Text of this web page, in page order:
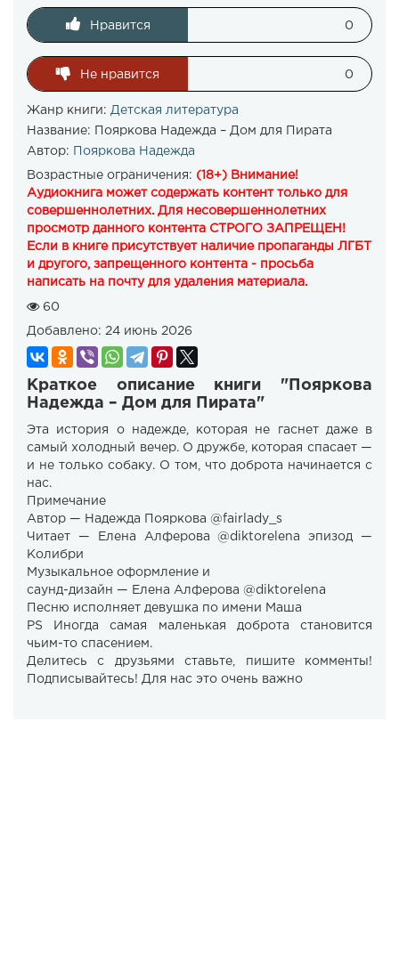
Нравится 0
Не нравится 0
Жанр книги: Детская литература
Название: Пояркова Надежда – Дом для Пирата
Автор:
Пояркова Надежда
Возрастные ограничения: (18+) Внимание!
Аудиокнига может содержать контент только для
совершеннолетних. Для несовершеннолетних
просмотр данного контента СТРОГО ЗАПРЕЩЕН!
Если в книге присутствует наличие пропаганды ЛГБТ
и другого, запрещенного контента - просьба
написать на почту для удаления материала.
60
Добавлено: 24 июнь 2026
Краткое описание книги "Пояркова
Надежда – Дом для Пирата"
Эта история о надежде, которая не гаснет даже в
самый холодный вечер. О дружбе, которая спасает —
и не только собаку. О том, что доброта начинается с
нас.
Примечание
Автор — Надежда Пояркова @fairlady_s
Читает — Елена Алферова @diktorelena эпизод —
Колибри
Музыкальное оформление и
саунд-дизайн — Елена Алферова @diktorelena
Песню исполняет девушка по имени Маша
PS Иногда самая маленькая доброта становится
чьим-то спасением.
Делитесь с друзьями ставьте, пишите комменты!
Подписывайтесь! Для нас это очень важно